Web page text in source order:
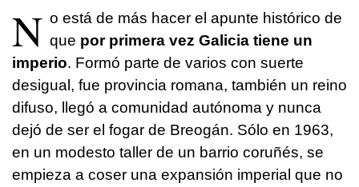
N o está de más hacer el apunte histórico de
que por primera vez Galicia tiene un
imperio. Formó parte de varios con suerte
desigual, fue provincia romana, también un reino
difuso, llegó a comunidad autónoma y nunca
dejó de ser el fogar de Breogán. Sólo en 1963,
en un modesto taller de un barrio coruñés, se
empieza a coser una expansión imperial que no